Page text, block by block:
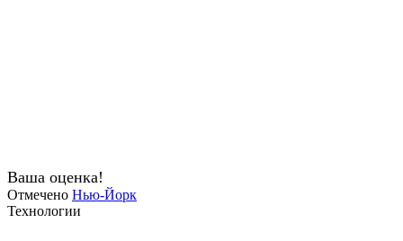
Ваша оценка!
Отмечено Нью-Йорк
Технологии